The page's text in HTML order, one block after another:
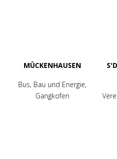
MÜCKENHAUSEN
Bus, Bau und Energie,
Gangkofen